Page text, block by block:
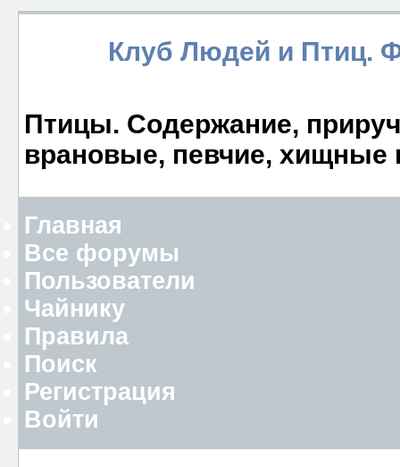
Клуб Людей и Птиц.
Птицы. Содержание,
врановые, певчие, хищные
Главная
Все форумы
Пользователи
Чайнику
Правила
Поиск
Регистрация
Войти